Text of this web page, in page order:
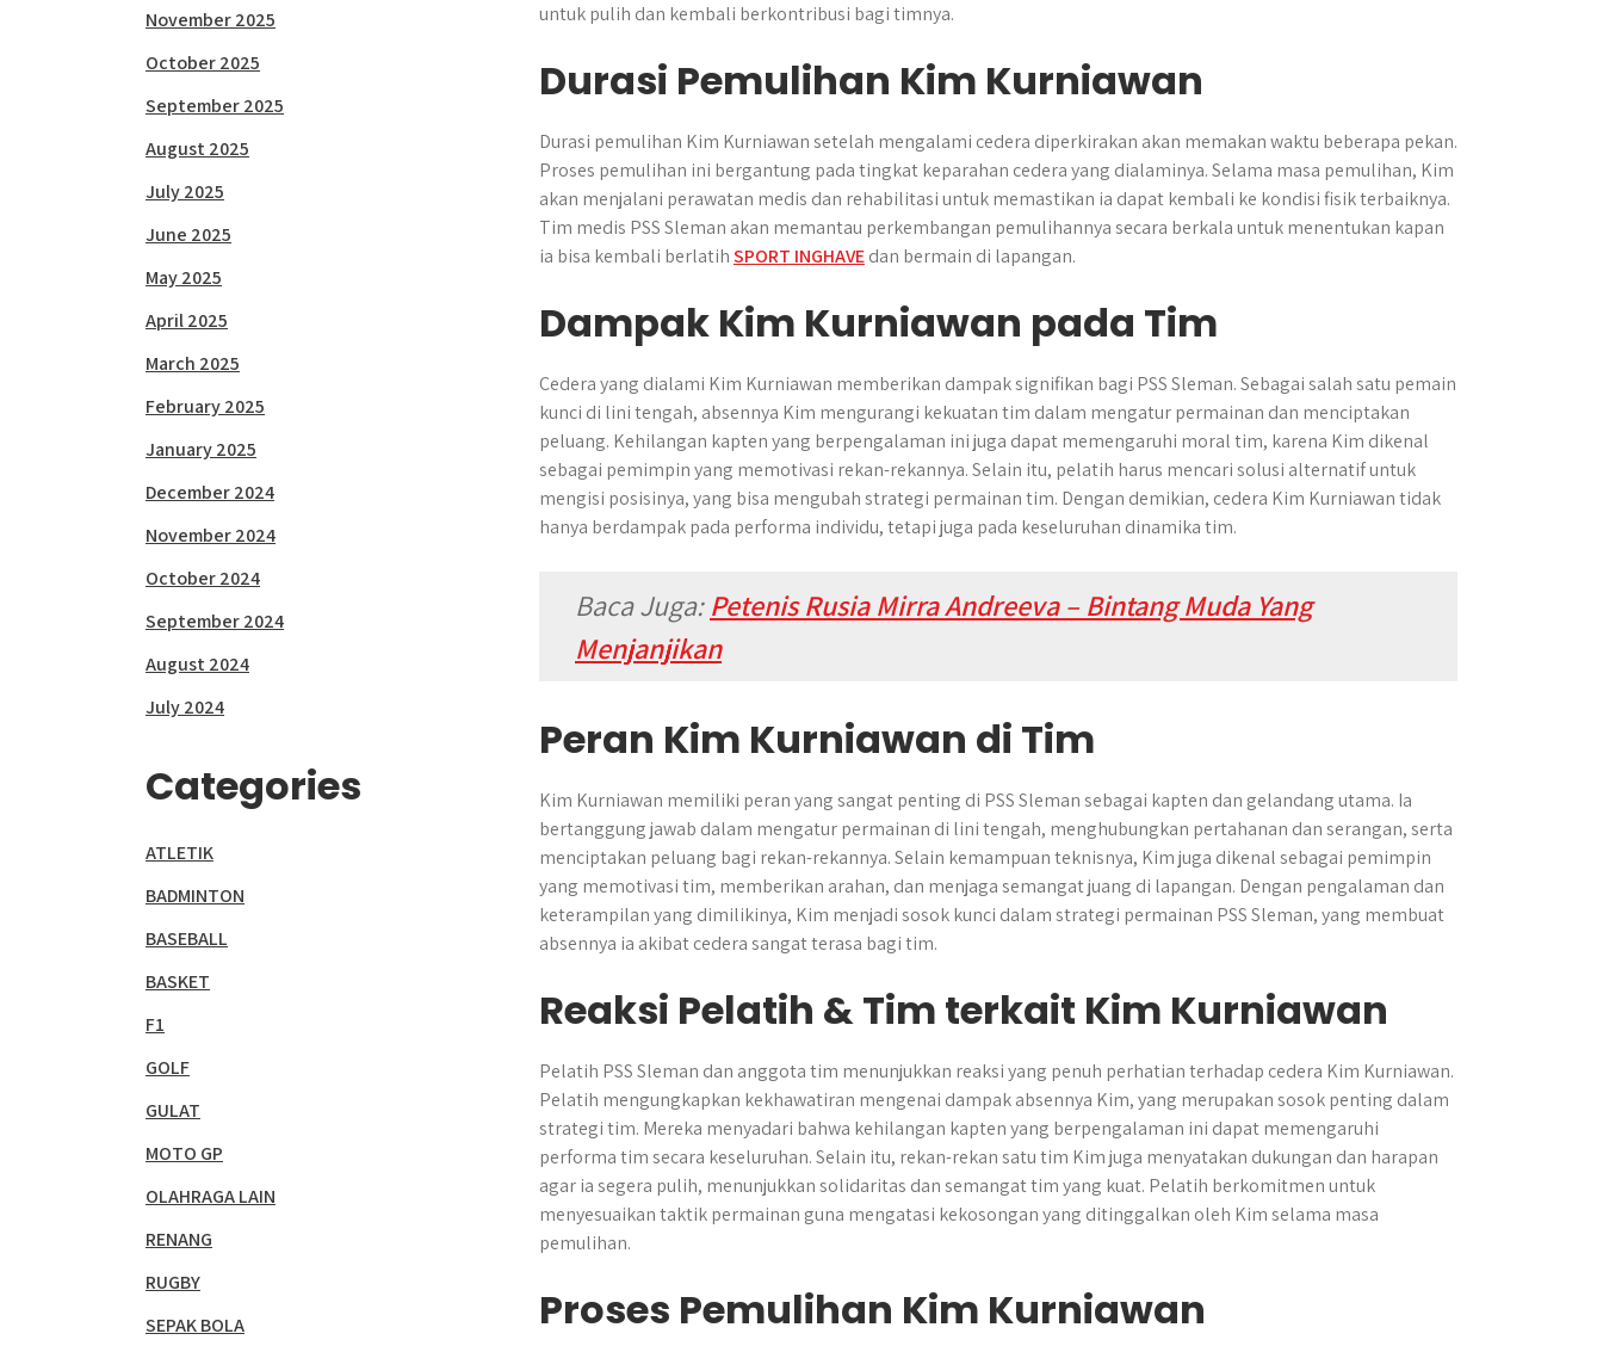
untuk pulih dan kembali berkontribusi bagi timnya.
Durasi Pemulihan Kim Kurniawan
Durasi pemulihan Kim Kurniawan setelah mengalami cedera diperkirakan akan memakan waktu beberapa pekan.
Proses pemulihan ini bergantung pada tingkat keparahan cedera yang dialaminya. Selama masa pemulihan, Kim
akan menjalani perawatan medis dan rehabilitasi untuk memastikan ia dapat kembali ke kondisi fisik terbaiknya.
Tim medis PSS Sleman akan memantau perkembangan pemulihannya secara berkala untuk menentukan kapan
ia bisa kembali berlatihSPORT INGHAVEdan bermain di lapangan.
Dampak Kim Kurniawan pada Tim
Cedera yang dialami Kim Kurniawan memberikan dampak signifikan bagi PSS Sleman. Sebagai salah satu pemain
kunci di lini tengah, absennya Kim mengurangi kekuatan tim dalam mengatur permainan dan menciptakan
peluang. Kehilangan kapten yang berpengalaman ini juga dapat memengaruhi moral tim, karena Kim dikenal
sebagai pemimpin yang memotivasi rekan-rekannya. Selain itu, pelatih harus mencari solusi alternatif untuk
mengisi posisinya, yang bisa mengubah strategi permainan tim. Dengan demikian, cedera Kim Kurniawan tidak
hanya berdampak pada performa individu, tetapi juga pada keseluruhan dinamika tim.
Baca Juga:Petenis Rusia Mirra Andreeva – Bintang Muda Yang
Menjanjikan
Peran Kim Kurniawan di Tim
Kim Kurniawan memiliki peran yang sangat penting di PSS Sleman sebagai kapten dan gelandang utama. Ia
bertanggung jawab dalam mengatur permainan di lini tengah, menghubungkan pertahanan dan serangan, serta
menciptakan peluang bagi rekan-rekannya. Selain kemampuan teknisnya, Kim juga dikenal sebagai pemimpin
yang memotivasi tim, memberikan arahan, dan menjaga semangat juang di lapangan. Dengan pengalaman dan
keterampilan yang dimilikinya, Kim menjadi sosok kunci dalam strategi permainan PSS Sleman, yang membuat
absennya ia akibat cedera sangat terasa bagi tim.
Reaksi Pelatih & Tim terkait Kim Kurniawan
Pelatih PSS Sleman dan anggota tim menunjukkan reaksi yang penuh perhatian terhadap cedera Kim Kurniawan.
Pelatih mengungkapkan kekhawatiran mengenai dampak absennya Kim, yang merupakan sosok penting dalam
strategi tim. Mereka menyadari bahwa kehilangan kapten yang berpengalaman ini dapat memengaruhi
performa tim secara keseluruhan. Selain itu, rekan-rekan satu tim Kim juga menyatakan dukungan dan harapan
agar ia segera pulih, menunjukkan solidaritas dan semangat tim yang kuat. Pelatih berkomitmen untuk
menyesuaikan taktik permainan guna mengatasi kekosongan yang ditinggalkan oleh Kim selama masa
pemulihan.
Proses Pemulihan Kim Kurniawan
November 2025
October 2025
September 2025
August 2025
July 2025
June 2025
May 2025
April 2025
March 2025
February 2025
January 2025
December 2024
November 2024
October 2024
September 2024
August 2024
July 2024
Categories
ATLETIK
BADMINTON
BASEBALL
BASKET
F1
GOLF
GULAT
MOTO GP
OLAHRAGA LAIN
RENANG
RUGBY
SEPAK BOLA